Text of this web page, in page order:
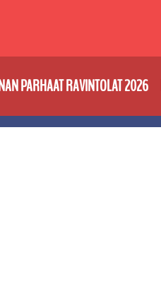
PARHAAT RAVINTOLAT 2026